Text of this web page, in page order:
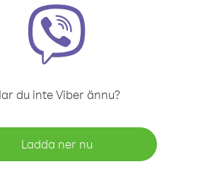
du inte Viber ännu?
Ladda ner nu